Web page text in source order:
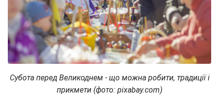
Субота перед Великоднем - що можна робити, традиції і
прикмети (фото: pixabay.com)